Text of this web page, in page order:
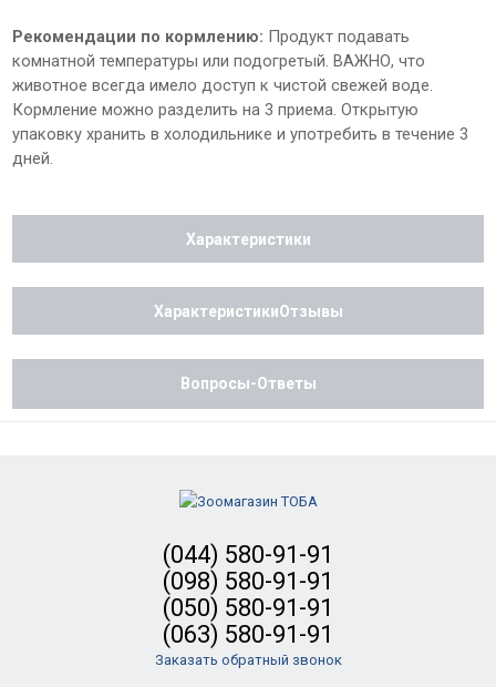
Рекомендации по кормлению: Продукт подавать
комнатной температуры или подогретый. ВАЖНО, что
животное всегда имело доступ к чистой свежей воде.
Кормление можно разделить на 3 приема. Открытую
упаковку хранить в холодильнике и употребить в течение 3
дней.
Характеристики
ХарактеристикиОтзывы
Вопросы-Ответы
(044) 580-91-91
(098) 580-91-91
(050) 580-91-91
(063) 580-91-91
Заказать обратный звонок